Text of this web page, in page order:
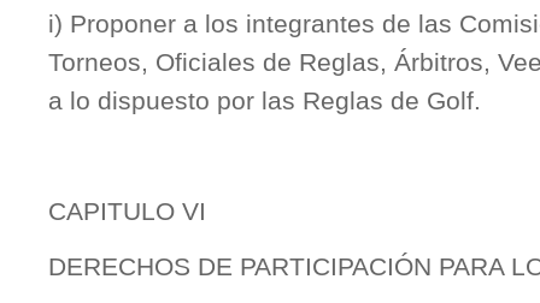
i) Proponer a los integrantes de las
Torneos, Oficiales de Reglas, Árbitros,
a lo dispuesto por las Reglas de Golf.
CAPITULO VI
DERECHOS DE PARTICIPACIÓN PARA